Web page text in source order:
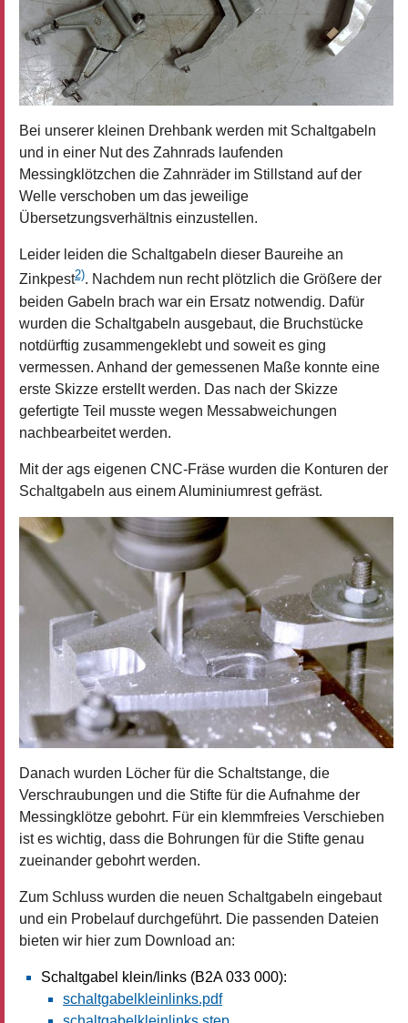
Bei unserer kleinen Drehbank werden mit Schaltgabeln
und in einer Nut des Zahnrads laufenden
Messingklötzchen die Zahnräder im Stillstand auf der
Welle verschoben um das jeweilige
Übersetzungsverhältnis einzustellen.
Leider leiden die Schaltgabeln dieser Baureihe an
Zinkpest2). Nachdem nun recht plötzlich die Größere der
beiden Gabeln brach war ein Ersatz notwendig. Dafür
wurden die Schaltgabeln ausgebaut, die Bruchstücke
notdürftig zusammengeklebt und soweit es ging
vermessen. Anhand der gemessenen Maße konnte eine
erste Skizze erstellt werden. Das nach der Skizze
gefertigte Teil musste wegen Messabweichungen
nachbearbeitet werden.
Mit der ags eigenen CNC-Fräse wurden die Konturen der
Schaltgabeln aus einem Aluminiumrest gefräst.
Danach wurden Löcher für die Schaltstange, die
Verschraubungen und die Stifte für die Aufnahme der
Messingklötze gebohrt. Für ein klemmfreies Verschieben
ist es wichtig, dass die Bohrungen für die Stifte genau
zueinander gebohrt werden.
Zum Schluss wurden die neuen Schaltgabeln eingebaut
und ein Probelauf durchgeführt. Die passenden Dateien
bieten wir hier zum Download an:
Schaltgabel klein/links (B2A 033 000):
schaltgabelkleinlinks.pdf